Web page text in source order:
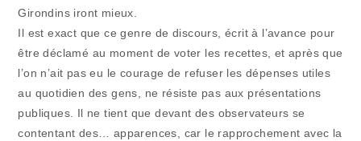
Girondins iront mieux.
Il est exact que ce genre de discours, écrit à l’avance pour
être déclamé au moment de voter les recettes, et après que
l’on n’ait pas eu le courage de refuser les dépenses utiles
au quotidien des gens, ne résiste pas aux présentations
publiques. Il ne tient que devant des observateurs se
contentant des… apparences, car le rapprochement avec la